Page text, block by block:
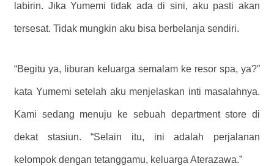
labirin. Jika Yumemi tidak ada di sini, aku pasti akan
tersesat. Tidak mungkin aku bisa berbelanja sendiri.
“Begitu ya, liburan keluarga semalam ke resor spa, ya?”
kata Yumemi setelah aku menjelaskan inti masalahnya.
Kami sedang menuju ke sebuah department store di
dekat stasiun. “Selain itu, ini adalah perjalanan
kelompok dengan tetanggamu, keluarga Aterazawa.”